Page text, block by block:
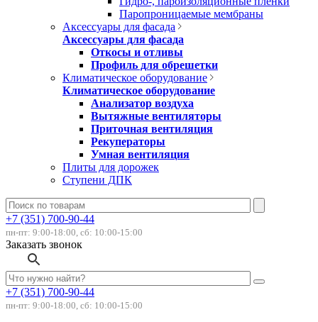
Паропроницаемые мембраны
Аксессуары для фасада
Аксессуары для фасада
Откосы и отливы
Профиль для обрешетки
Климатическое оборудование
Климатическое оборудование
Анализатор воздуха
Вытяжные вентиляторы
Приточная вентиляция
Рекуператоры
Умная вентиляция
Плиты для дорожек
Ступени ДПК
+7 (351) 700-90-44
пн-пт: 9:00-18:00, сб: 10:00-15:00
Заказать звонок
+7 (351) 700-90-44
пн-пт: 9:00-18:00, сб: 10:00-15:00